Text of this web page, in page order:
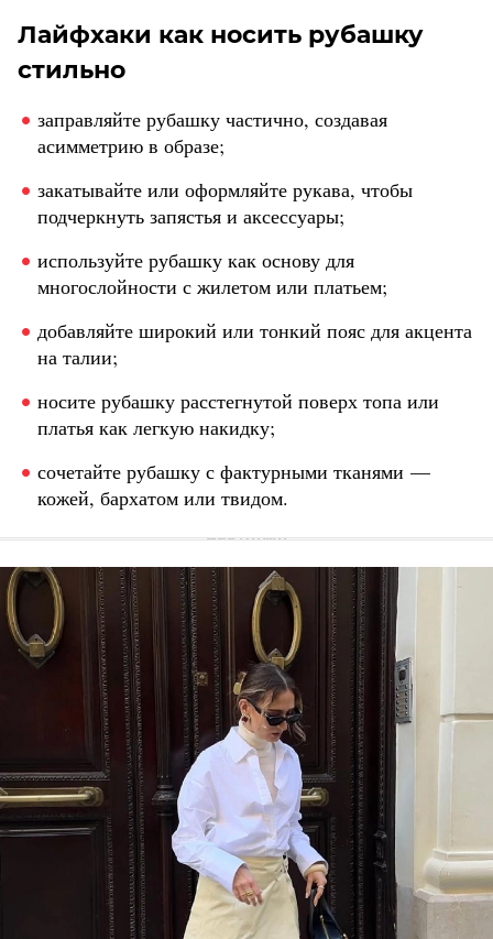
Лайфхаки как носить рубашку
стильно
заправляйте рубашку частично, создавая
асимметрию в образе;
закатывайте или оформляйте рукава, чтобы
подчеркнуть запястья и аксессуары;
используйте рубашку как основу для
многослойности с жилетом или платьем;
добавляйте широкий или тонкий пояс для акцента
на талии;
носите рубашку расстегнутой поверх топа или
платья как легкую накидку;
сочетайте рубашку с фактурными тканями —
кожей, бархатом или твидом.